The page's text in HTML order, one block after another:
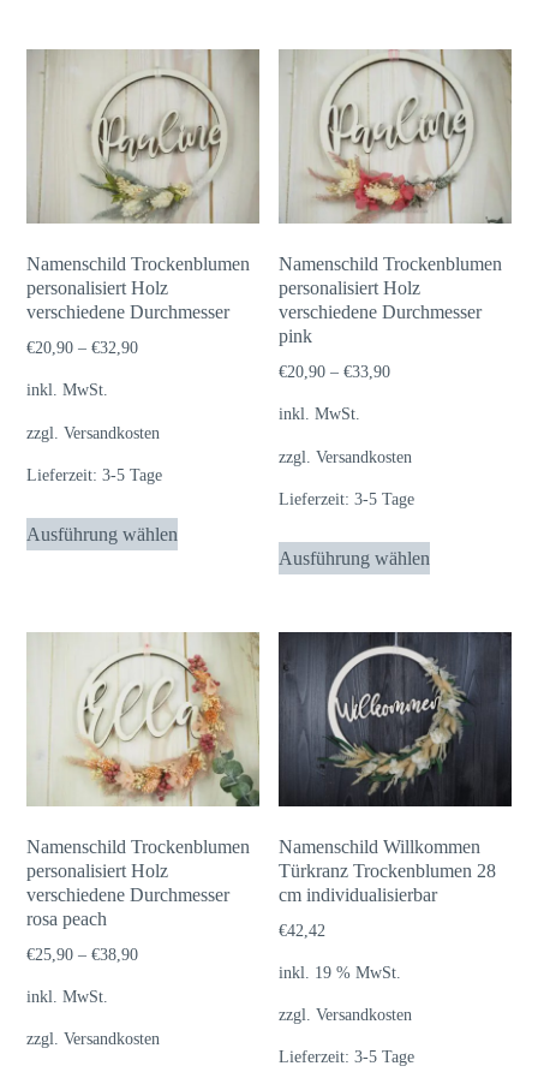
mehrere
Varianten
auf.
Die
Optionen
können
Produktseite
Namenschild Trockenblumen
personalisiert Holz
verschiedene Durchmesser
€20,90 –€32,90
inkl. MwSt.
zzgl.Versandkosten
Lieferzeit:3-5 Tage
Ausführung wählen
Dieses
Produkt
Varianten
auf.
Die
Optionen
können
auf
der
gewählt
Namenschild Trockenblumen
personalisiert Holz
verschiedene Durchmesser
pink
€20,90 –€33,90
inkl. MwSt.
zzgl.Versandkosten
Lieferzeit:3-5 Tage
Ausführung wählen
Dieses
Produkt
mehrere
Varianten
auf.
Die
Optionen
Produktseite
Namenschild Trockenblumen
personalisiert Holz
verschiedene Durchmesser
rosa peach
€25,90 –€38,90
inkl. MwSt.
zzgl.Versandkosten
Namenschild Willkommen
Türkranz Trockenblumen 28
cm individualisierbar
€42,42
inkl. 19 % MwSt.
zzgl.Versandkosten
Lieferzeit:3-5 Tage